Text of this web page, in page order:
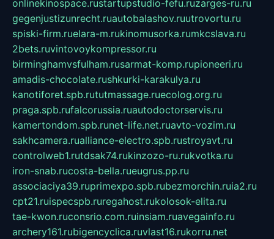
onlinekinospace.rustartupstudio-fefu.ruzarges-ru.ru
gegenjustizunrecht.ruautobalashov.ruutrovortu.ru
spiski-firm.ruelara-m.rukinomusorka.rumkcslava.ru
2bets.ruvintovoykompressor.ru
birminghamvsfulham.rusarmat-komp.rupioneeri.ru
amadis-chocolate.rushkurki-karakulya.ru
kanotiforet.spb.rututmassage.ruecolog.org.ru
praga.spb.rufalcorussia.ruautodoctorservis.ru
kamertondom.spb.runet-life.net.ruavto-vozim.ru
sakhcamera.rualliance-electro.spb.rustroyavt.ru
controlweb1.rutdsak74.rukinzozo-ru.rukvotka.ru
iron-snab.rucosta-bella.rueugrus.pp.ru
associaciya39.ruprimexpo.spb.rubezmorchin.ruia2.ru
cpt21.ruispecspb.ruregahost.rukolosok-elita.ru
tae-kwon.ruconsrio.com.ruinsiam.ruavegainfo.ru
archery161.rubigencyclica.ruvlast16.rukorru.net